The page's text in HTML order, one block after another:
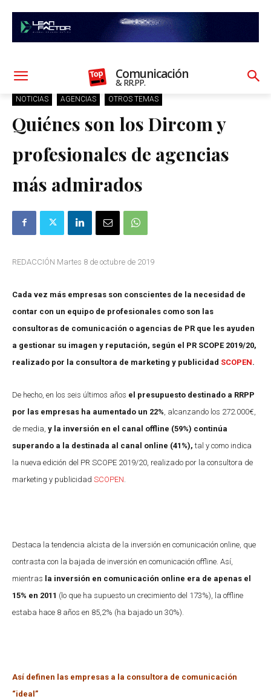
Comunicación
& RR.PP.
NOTICIAS AGENCIAS OTROS TEMAS
Quiénes son los Dircom y
profesionales de agencias
más admirados
REDACCIÓN Martes 8 de octubre de 2019
Cada vez más empresas son conscientes de la necesidad de
contar con un equipo de profesionales como son las
consultoras de comunicación o agencias de PR que les ayuden
a gestionar su imagen y reputación, según el PR SCOPE 2019/20,
realizado por la consultora de marketing y publicidad SCOPEN.
De hecho, en los seis últimos años el presupuesto destinado a RRPP
por las empresas ha aumentado un 22% , alcanzando los 272.000€,
de media, y la inversión en el canal offline (59%) continúa
superando a la destinada al canal online (41%),tal y como indica
la nueva edición del PR SCOPE 2019/20, realizado por la consultora de
marketing y publicidad SCOPEN
Destaca la tendencia alcista de la inversión en comunicación online, que
contrasta con la bajada de inversión en comunicación offline. Así,
mientras la inversión en comunicación online era de apenas el
15% en 2011 (lo que ha supuesto un crecimiento del 173%), la offline
estaba hace 8 años en 85,2% (ha bajado un 30%).
Así definen las empresas a la consultora de comunicación
“ideal”